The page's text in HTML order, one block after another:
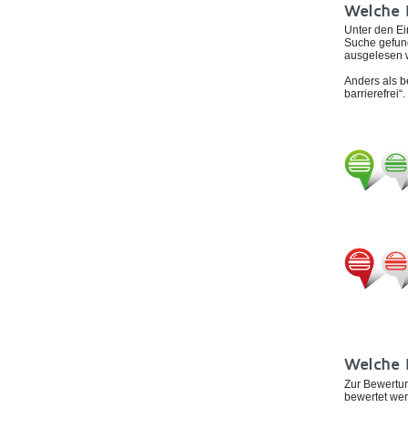
Welche
Unter den
Suche
ausgelesen
Anders als
barrierefrei“.
Welche
Zur
bewertet